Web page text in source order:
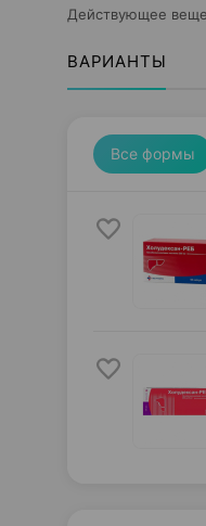
Действующее
ВАРИАНТЫ
Все формы